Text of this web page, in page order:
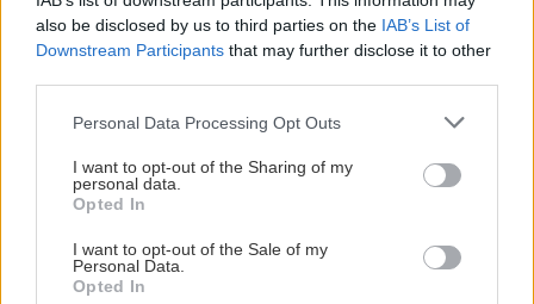
also be disclosed by us to third parties on the IAB’s List of
Downstream Participants that may further disclose it to other
Personal Data Processing Opt Outs
I want to opt-out of the Sharing of my
personal data.
Opted In
I want to opt-out of the Sale of my
Personal Data.
Opted In
Σούπερ Καπ με τον ΟΦΗ
GOSSIP - LIFESTYLE
έρχεται στην ελεύθερη τηλεόραση
Κρήτη: Άγριος ξυλοδαρμός 51χρονου
νεαροί